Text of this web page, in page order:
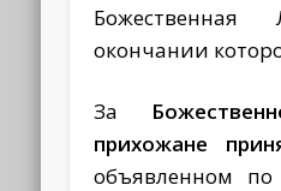
окончании
За
прихожане
объявленном по